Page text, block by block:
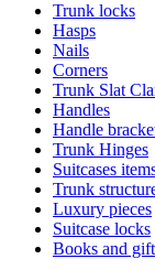
Trunk locks
Hasps
Nails
Corners
Trunk Slat
Handles
Handle
Trunk Hinges
Suitcases
Trunk
Luxury pieces
Suitcase locks
Books and